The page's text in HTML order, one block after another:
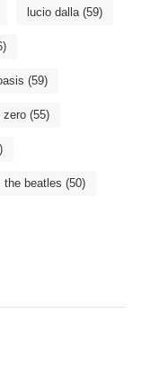
lucio dalla(59)
(59)
zero(55)
the beatles (50)